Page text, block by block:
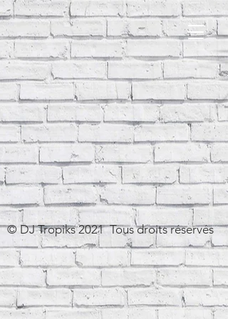
© DJ Tropiks 2021 Tous droits réservés